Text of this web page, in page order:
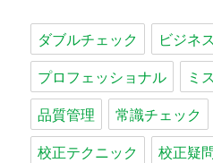
ダブルチェック
ビジネ
プロフェッショナル
ミ
品質管理
常識チェック
校正テクニック
校正疑